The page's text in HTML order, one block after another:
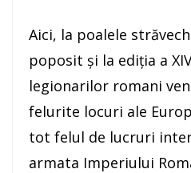
Aici, la poalele
poposit şi la ediţia a
legionarilor romani
felurite locuri ale
tot felul de lucruri
armata Imperiului